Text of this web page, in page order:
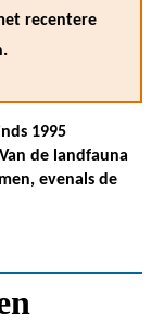
recentere
1995
de landfauna
evenals de